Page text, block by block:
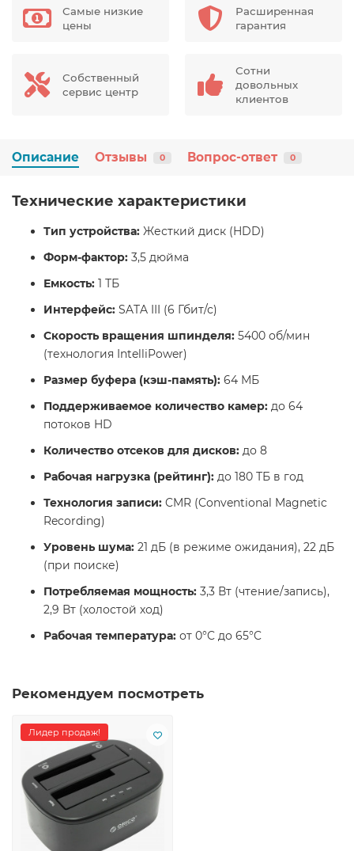
Самые низкие
цены
Расширенная
гарантия
Собственный
сервис центр
Сотни
довольных
клиентов
Описание Отзывы 0 Вопрос-ответ 0
Технические характеристики
Тип устройства: Жесткий диск (HDD)
Форм-фактор: 3,5 дюйма
Емкость: 1 ТБ
Интерфейс: SATA III (6 Гбит/с)
Скорость вращения шпинделя: 5400 об/мин
(технология IntelliPower)
Размер буфера (кэш-память): 64 МБ
Поддерживаемое количество камер: до 64
потоков HD
Количество отсеков для дисков: до 8
Рабочая нагрузка (рейтинг): до 180 ТБ в год
Технология записи: CMR (Conventional Magnetic
Recording)
Уровень шума: 21 дБ (в режиме ожидания), 22 дБ
(при поиске)
Потребляемая мощность: 3,3 Вт (чтение/запись),
2,9 Вт (холостой ход)
Рабочая температура: от 0°C до 65°C
Рекомендуем посмотреть
Лидер продаж!